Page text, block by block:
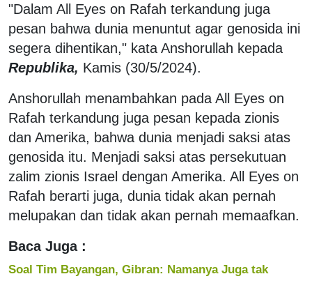
"Dalam All Eyes on Rafah terkandung juga
pesan bahwa dunia menuntut agar genosida ini
segera dihentikan," kata Anshorullah kepada
Republika, Kamis (30/5/2024).
Anshorullah menambahkan pada All Eyes on
Rafah terkandung juga pesan kepada zionis
dan Amerika, bahwa dunia menjadi saksi atas
genosida itu. Menjadi saksi atas persekutuan
zalim zionis Israel dengan Amerika. All Eyes on
Rafah berarti juga, dunia tidak akan pernah
melupakan dan tidak akan pernah memaafkan.
Baca Juga :
Soal Tim Bayangan, Gibran: Namanya Juga tak